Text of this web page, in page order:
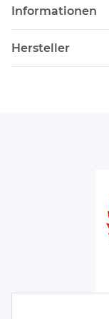
Informationen
Hersteller